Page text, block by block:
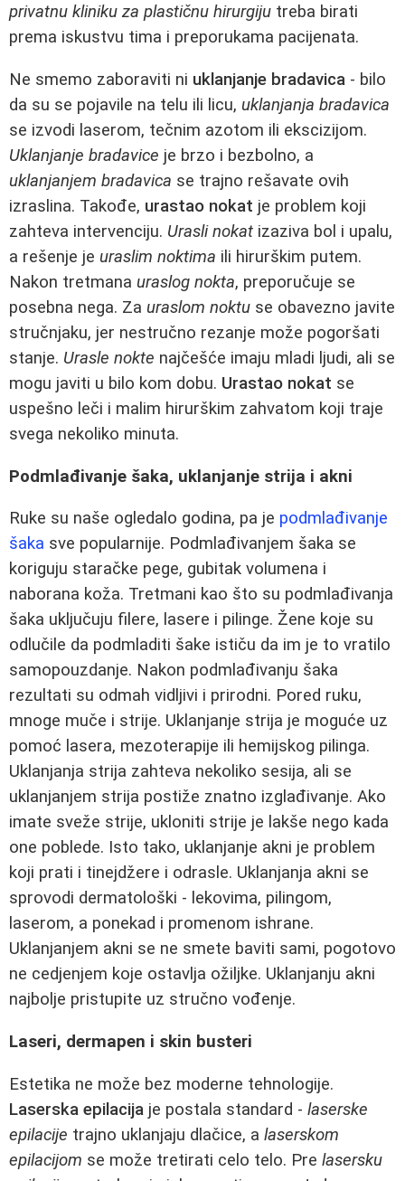
privatnu kliniku za plastičnu hirurgiju treba birati
prema iskustvu tima i preporukama pacijenata.
Ne smemo zaboraviti ni uklanjanje bradavica - bilo
da su se pojavile na telu ili licu, uklanjanja bradavica
se izvodi laserom, tečnim azotom ili ekscizijom.
Uklanjanje bradavice je brzo i bezbolno, a
uklanjanjem bradavica se trajno rešavate ovih
izraslina. Takođe, urastao nokat je problem koji
zahteva intervenciju. Urasli nokat izaziva bol i upalu,
a rešenje je uraslim noktima ili hirurškim putem.
Nakon tretmana uraslog nokta, preporučuje se
posebna nega. Za uraslom noktu se obavezno javite
stručnjaku, jer nestručno rezanje može pogoršati
stanje. Urasle nokte najčešće imaju mladi ljudi, ali se
mogu javiti u bilo kom dobu. Urastao nokat se
uspešno leči i malim hirurškim zahvatom koji traje
svega nekoliko minuta.
Podmlađivanje šaka, uklanjanje strija i akni
Ruke su naše ogledalo godina, pa je podmlađivanje
šaka sve popularnije. Podmlađivanjem šaka se
koriguju staračke pege, gubitak volumena i
naborana koža. Tretmani kao što su podmlađivanja
šaka uključuju filere, lasere i pilinge. Žene koje su
odlučile da podmladiti šake ističu da im je to vratilo
samopouzdanje. Nakon podmlađivanju šaka
rezultati su odmah vidljivi i prirodni. Pored ruku,
mnoge muče i strije. Uklanjanje strija je moguće uz
pomoć lasera, mezoterapije ili hemijskog pilinga.
Uklanjanja strija zahteva nekoliko sesija, ali se
uklanjanjem strija postiže znatno izglađivanje. Ako
imate sveže strije, ukloniti strije je lakše nego kada
one poblede. Isto tako, uklanjanje akni je problem
koji prati i tinejdžere i odrasle. Uklanjanja akni se
sprovodi dermatološki - lekovima, pilingom,
laserom, a ponekad i promenom ishrane.
Uklanjanjem akni se ne smete baviti sami, pogotovo
ne cedjenjem koje ostavlja ožiljke. Uklanjanju akni
najbolje pristupite uz stručno vođenje.
Laseri, dermapen i skin busteri
Estetika ne može bez moderne tehnologije.
Laserska epilacija je postala standard - laserske
epilacije trajno uklanjaju dlačice, a laserskom
epilacijom se može tretirati celo telo. Pre lasersku